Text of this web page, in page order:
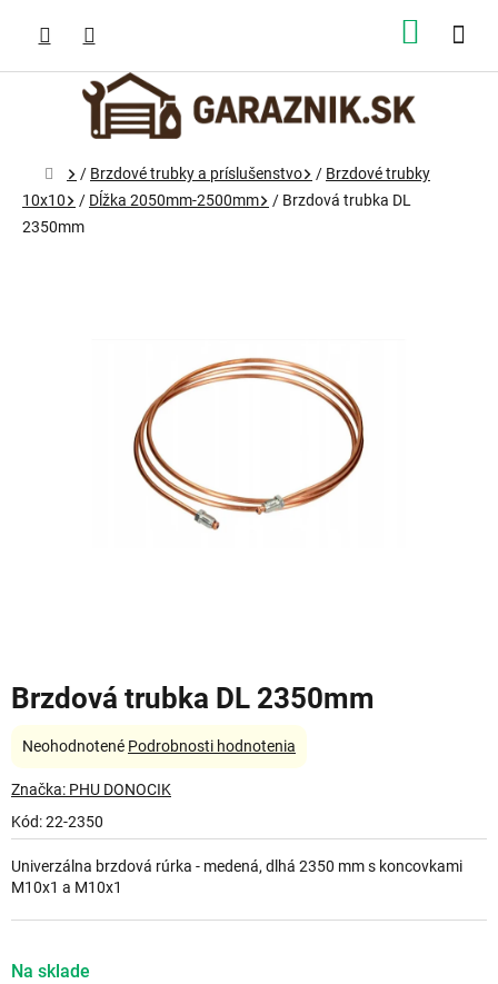
Domov
/ Brzdové trubky a príslušenstvo / Brzdové trubky
10x10
/ Dĺžka 2050mm-2500mm / Brzdová trubka DL
2350mm
Brzdová trubka DL 2350mm
Kód:22-2350
Na sklade
Univerzálna brzdová rúrka - medená, dlhá 2350 mm s koncovkami
M10x1 a M10x1
Priemerné
produktu
0,0
5
hviezdičiek.
Neohodnotené Podrobnosti hodnotenia
Značka: PHU DONOCIK